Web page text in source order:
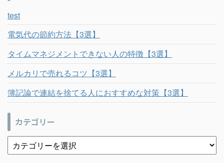
test
電気代の節約方法【3選】
タイムマネジメントできない人の特徴【3選】
メルカリで売れるコツ【3選】
簿記論で連結を捨てる人におすすめな対策【3選】
カテゴリー